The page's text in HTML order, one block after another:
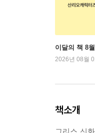
이달의 책 8
2026년 08월
책소개
그리스 신